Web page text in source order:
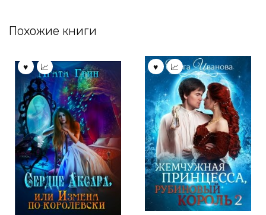
Похожие книги